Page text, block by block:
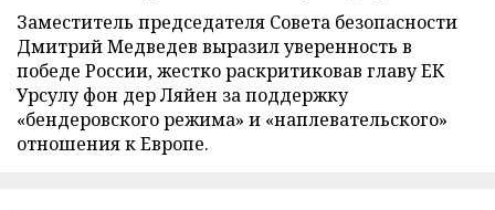
Заместитель председателя Совета безопасности
Дмитрий Медведев выразил уверенность в
победе России, жестко раскритиковав главу ЕК
Урсулу фон дер Ляйен за поддержку
«бендеровского режима» и «наплевательского»
отношения к Европе.